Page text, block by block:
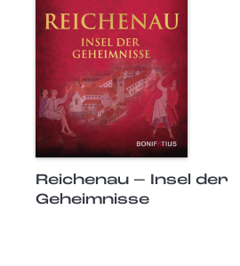
Reichenau – Insel der
Geheimnisse